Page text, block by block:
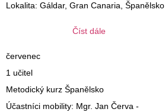
Lokalita: Gáldar, Gran Canaria, Španělsko
Číst dále
červenec
1 učitel
Metodický kurz Španělsko
Účastníci mobility: Mgr. Jan Červa -